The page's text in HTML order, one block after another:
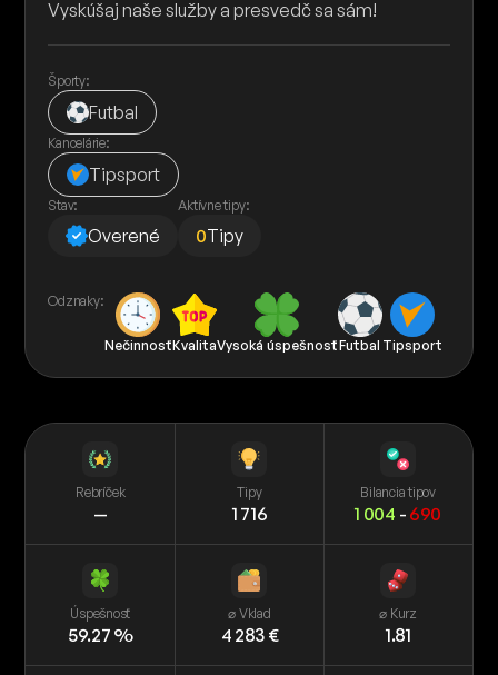
Vyskúšaj naše služby a presvedč sa sám!
Športy:
Futbal
Kancelárie:
Tipsport
Stav:
Overené
Aktívne tipy:
0Tipy
Odznaky:
NečinnosťKvalitaVysoká úspešnosťFutbal Tipsport
Rebríček
—
Tipy
1 716
Bilancia tipov
1 004 - 690
Úspešnosť
59.27 %
⌀ Vklad
4 283 €
⌀ Kurz
1.81